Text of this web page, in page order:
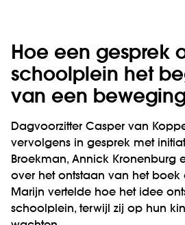
Hoe een gesprek
schoolplein het
van een
Dagvoorzitter Casper van
vervolgens in gesprek met
Broekman, Annick Kronenburg
over het ontstaan van het
Marijn vertelde hoe het idee
schoolplein, terwijl zij op hun